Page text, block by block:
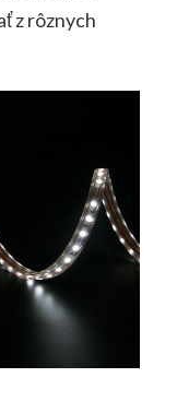
z rôznych